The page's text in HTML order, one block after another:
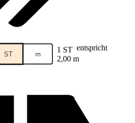
ST m 1 ST entspricht
2,00 m